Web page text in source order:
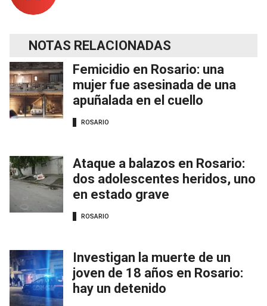
NOTAS RELACIONADAS
Femicidio en Rosario: una
mujer fue asesinada de una
apuñalada en el cuello
ROSARIO
Ataque a balazos en Rosario:
dos adolescentes heridos, uno
en estado grave
ROSARIO
Investigan la muerte de un
joven de 18 años en Rosario:
hay un detenido